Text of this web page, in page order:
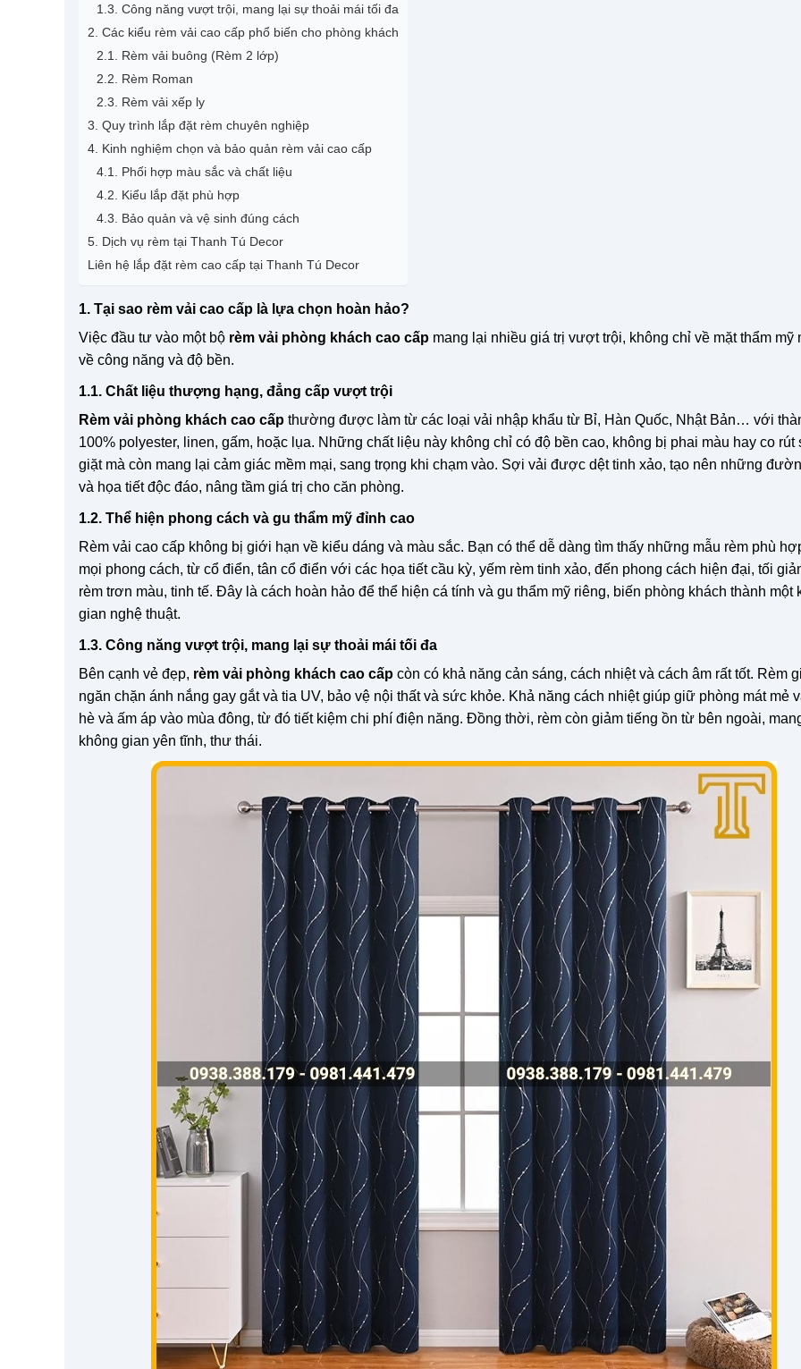
1.3. Công năng vượt trội, mang lại sự thoải mái tối đa
2. Các kiểu rèm vải cao cấp phổ biến cho phòng khách
2.1. Rèm vải buông (Rèm 2 lớp)
2.2. Rèm Roman
2.3. Rèm vải xếp ly
3. Quy trình lắp đặt rèm chuyên nghiệp
4. Kinh nghiệm chọn và bảo quản rèm vải cao cấp
4.1. Phối hợp màu sắc và chất liệu
4.2. Kiểu lắp đặt phù hợp
4.3. Bảo quản và vệ sinh đúng cách
5. Dịch vụ rèm tại Thanh Tú Decor
Liên hệ lắp đặt rèm cao cấp tại Thanh Tú Decor
1. Tại sao rèm vải cao cấp là lựa chọn hoàn hảo?
Việc đầu tư vào một bộ rèm vải phòng khách cao cấp mang lại nhiều giá trị vượt trội, không chỉ về mặt thẩm mỹ
về công năng và độ bền.
1.1. Chất liệu thượng hạng, đẳng cấp vượt trội
Rèm vải phòng khách cao cấp thường được làm từ các loại vải nhập khẩu từ Bỉ, Hàn Quốc, Nhật Bản… với
100% polyester, linen, gấm, hoặc lụa. Những chất liệu này không chỉ có độ bền cao, không bị phai màu hay co rút
giặt mà còn mang lại cảm giác mềm mại, sang trọng khi chạm vào. Sợi vải được dệt tinh xảo, tạo nên những
và họa tiết độc đáo, nâng tầm giá trị cho căn phòng.
1.2. Thể hiện phong cách và gu thẩm mỹ đỉnh cao
Rèm vải cao cấp không bị giới hạn về kiểu dáng và màu sắc. Bạn có thể dễ dàng tìm thấy những mẫu rèm phù
mọi phong cách, từ cổ điển, tân cổ điển với các họa tiết cầu kỳ, yếm rèm tinh xảo, đến phong cách hiện đại, tối
rèm trơn màu, tinh tế. Đây là cách hoàn hảo để thể hiện cá tính và gu thẩm mỹ riêng, biến phòng khách thành một
gian nghệ thuật.
1.3. Công năng vượt trội, mang lại sự thoải mái tối đa
Bên cạnh vẻ đẹp, rèm vải phòng khách cao cấp còn có khả năng cản sáng, cách nhiệt và cách âm rất tốt. Rèm
ngăn chặn ánh nắng gay gắt và tia UV, bảo vệ nội thất và sức khỏe. Khả năng cách nhiệt giúp giữ phòng mát mẻ
hè và ấm áp vào mùa đông, từ đó tiết kiệm chi phí điện năng. Đồng thời, rèm còn giảm tiếng ồn từ bên ngoài,
không gian yên tĩnh, thư thái.